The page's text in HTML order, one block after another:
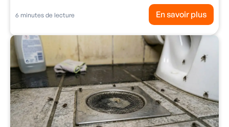
6 minutes de lecture En savoir plus